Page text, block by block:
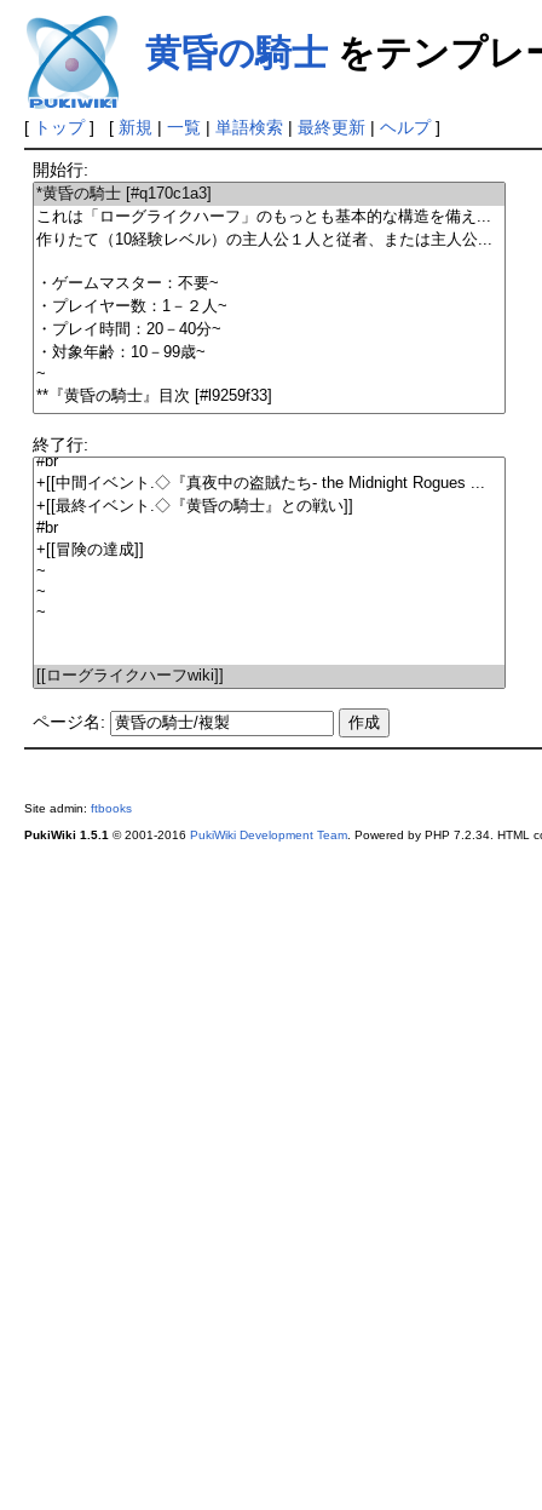
黄昏の騎士をテンプレ
[ トップ] [ 新規 | 一覧| 単語検索| 最終更新| ヘルプ]
開始行:
終了行:
ページ名:
Site admin: ftbooks
PukiWiki 1.5.1 © 2001-2016 PukiWiki Development Team. Powered by PHP 7.2.34. HTML